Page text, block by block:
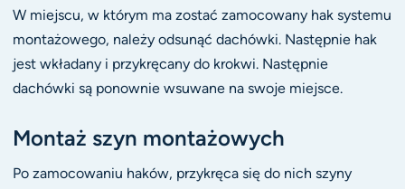
W miejscu, w którym ma zostać zamocowany hak systemu
montażowego, należy odsunąć dachówki. Następnie hak
jest wkładany i przykręcany do krokwi. Następnie
dachówki są ponownie wsuwane na swoje miejsce.
Montaż szyn montażowych
Po zamocowaniu haków, przykręca się do nich szyny